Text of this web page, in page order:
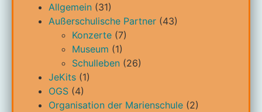
Allgemein (31)
Außerschulische Partner (43)
Konzerte (7)
Museum (1)
Schulleben (26)
JeKits (1)
OGS (4)
Organisation der Marienschule (2)